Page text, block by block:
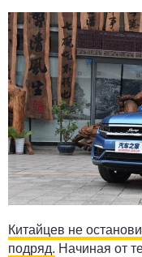
Китайцев не
подряд. Начиная от